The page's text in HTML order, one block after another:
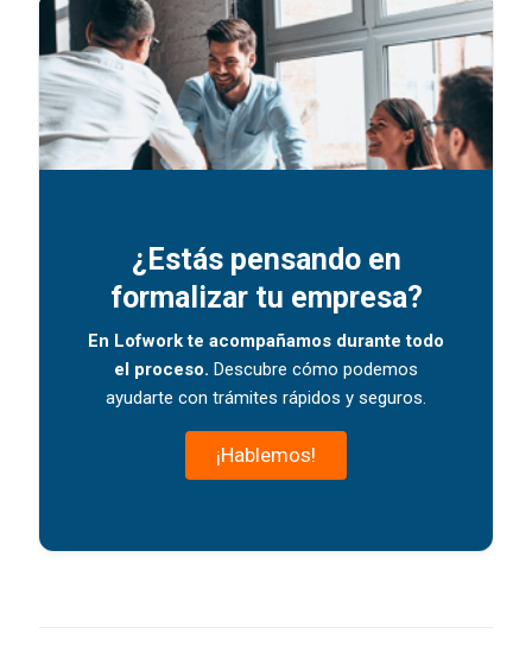
¿Estás pensando en
formalizar tu empresa?
En Lofwork te acompañamos durante todo
el proceso. Descubre cómo podemos
ayudarte con trámites rápidos y seguros.
¡Hablemos!